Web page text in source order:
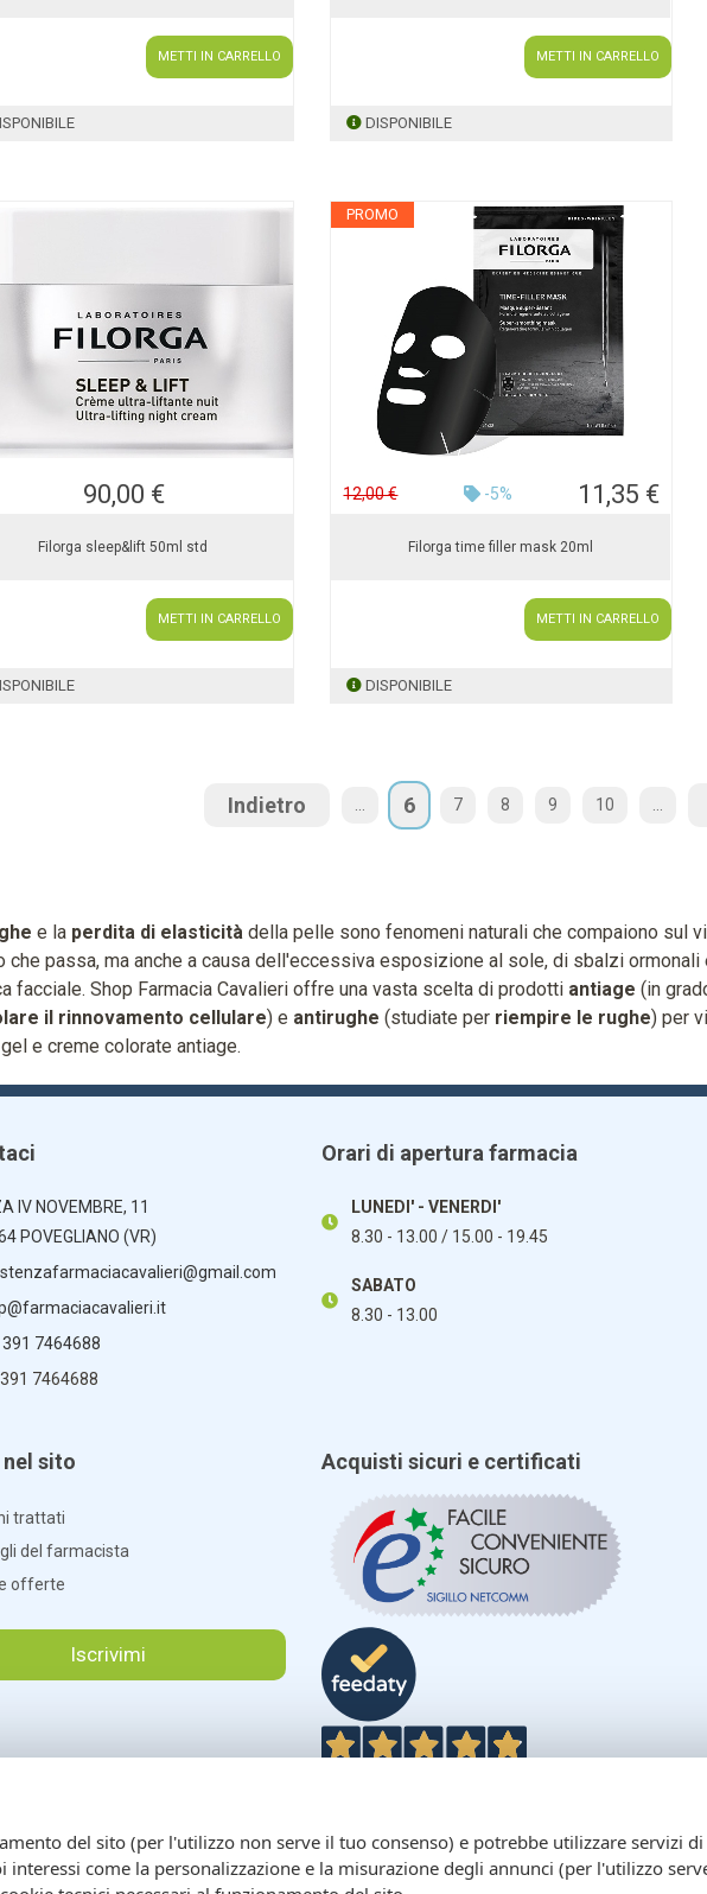
METTI IN CARRELLO METTI IN CARRELLO
DISPONIBILE
90,00 €
Filorga sleep&lift 50ml std
METTI IN CARRELLO
PROMO
12,00 € -5% 11,35 €
Filorga time filler mask 20ml
METTI IN CARRELLO
DISPONIBILE
Indietro 6 7 8 9 10
e la perdita di elasticitàdella pelle sono fenomeni naturali che compaiono sul
che passa, ma anche a causa dell'eccessiva esposizione al sole, di sbalzi
facciale. Shop Farmacia Cavalieri offre una vasta scelta di prodottiantiage (in
il rinnovamento cellulare) e antirughe (studiate per riempire le rughe) per
e creme colorate antiage.
IV NOVEMBRE, 11
POVEGLIANO (VR)
391 7464688
7464688
Orari di apertura farmacia
LUNEDI' - VENERDI'
8.30 - 13.00 / 15.00 - 19.45
SABATO
8.30 - 13.00
sito
trattati
del farmacista
offerte
Iscrivimi
Acquisti sicuri e certificati
del sito (per l'utilizzo non serve il tuo consenso) e potrebbe utilizzare servizi di
come la personalizzazione e la misurazione degli annunci (per l'utilizzo